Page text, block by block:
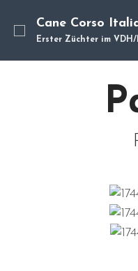
Cane Corso
Erster Züchter im VDH/